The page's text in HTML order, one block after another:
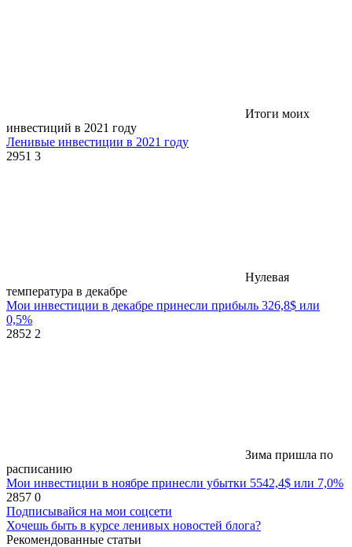
Итоги моих
инвестиций в 2021 году
Ленивые инвестиции в 2021 году
2951 3
Нулевая
температура в декабре
Мои инвестиции в декабре принесли прибыль 326,8$ или
0,5%
2852 2
Зима пришла по
расписанию
Мои инвестиции в ноябре принесли убытки 5542,4$ или 7,0%
2857 0
Подписывайся на мои соцсети
Хочешь быть в курсе ленивых новостей блога?
Рекомендованные статьи